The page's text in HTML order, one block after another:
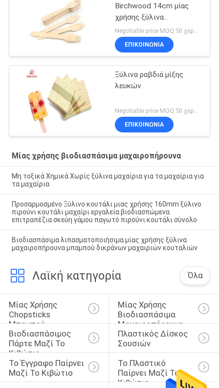
Birchwood 14cm μίας
χρήσης ξύλινα
μαχαιροπήρουνα
ΕΠΙΚΟΙΝΩΝΙΑ
Ξύλινα ραβδιά μίξης
λευκών
ΕΠΙΚΟΙΝΩΝΙΑ
Μίας χρήσης βιοδιασπάσιμα μαχαιροπήρουνα
Μη τοξικά Χημικά Χωρίς ξύλινα μαχαίρια για τα μαχαίρια για
τα μαχαίρια
Προσαρμοσμένο Ξύλινο κουτάλι μιας χρήσης 160mm ξύλινο
πιρούνι κουτάλι μαχαίρι εργαλεία βιοδιασπώμενα
επιτραπέζια σκεύη γάμου παγωτό πιρούνι κουτάλι σύνολο
Βιοδιασπάσιμα λιπασματοποιήσιμα μίας χρήσης ξύλινα
μαχαιροπήρουνα μπαμπού δικράνων μαχαιριών κουταλιών
Λαϊκή κατηγορία Όλα
Μίας Χρήσης
Chopsticks
Μπαμπού
Μίας Χρήσης
Βιοδιασπάσιμα
Μαχαιροπήρουνα
Βιοδιασπάσιμος
Πάρτε Μαζί Το
Κιβώτιο
Πλαστικός Δίσκος
Σουσιών
Το Έγγραφο Παίρνει
Μαζί Το Κιβώτιο
Το Πλαστικό
Παίρνει Μαζί Το
Κιβώτιο